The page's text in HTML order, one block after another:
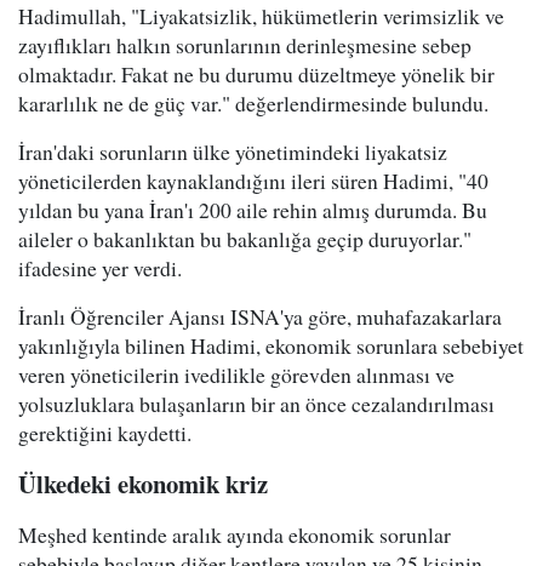
Hadimullah, "Liyakatsizlik, hükümetlerin verimsizlik ve
zayıflıkları halkın sorunlarının derinleşmesine sebep
olmaktadır. Fakat ne bu durumu düzeltmeye yönelik bir
kararlılık ne de güç var." değerlendirmesinde bulundu.
İran'daki sorunların ülke yönetimindeki liyakatsiz
yöneticilerden kaynaklandığını ileri süren Hadimi, "40
yıldan bu yana İran'ı 200 aile rehin almış durumda. Bu
aileler o bakanlıktan bu bakanlığa geçip duruyorlar."
ifadesine yer verdi.
İranlı Öğrenciler Ajansı ISNA'ya göre, muhafazakarlara
yakınlığıyla bilinen Hadimi, ekonomik sorunlara sebebiyet
veren yöneticilerin ivedilikle görevden alınması ve
yolsuzluklara bulaşanların bir an önce cezalandırılması
gerektiğini kaydetti.
Ülkedeki ekonomik kriz
Meşhed kentinde aralık ayında ekonomik sorunlar